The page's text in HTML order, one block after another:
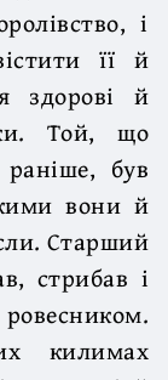
і
її й
здорові й
Той, що
був
вони й
Старший
стрибав і
килимах